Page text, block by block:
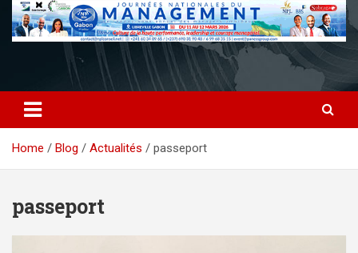
Home Blog Actualités passeport
passeport